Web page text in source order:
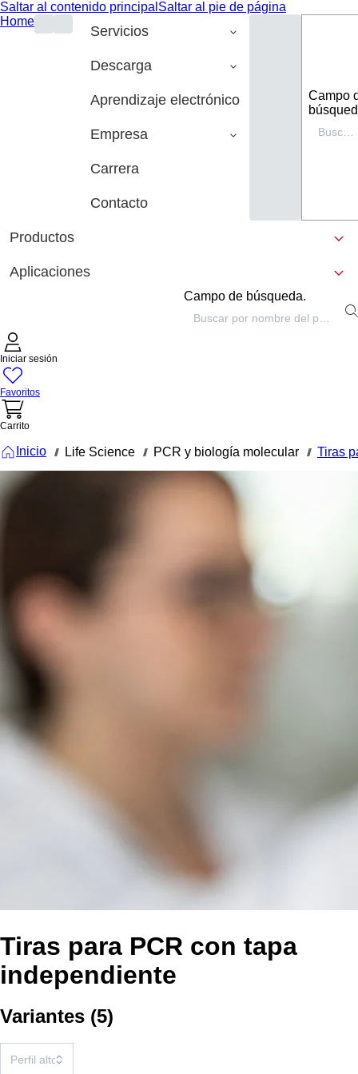
Saltar al contenido principal Saltar al pie de página
Home
Servicios
Descarga
Aprendizaje electrónico
Empresa
Carrera
Contacto
Campo
Productos
Aplicaciones
Campo de búsqueda.
Iniciar sesión
Favoritos
Carrito
Inicio /// Life Science /// PCR y biología molecular /// Tiras
Tiras para PCR con tapa
independiente
Variantes (5)